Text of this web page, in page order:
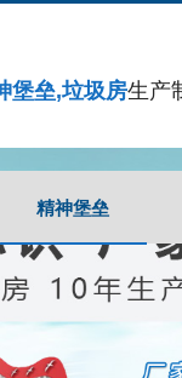
堡垒,垃圾房生产
精神堡垒